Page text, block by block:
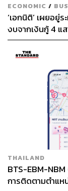
ECONOMIC /
‘เอกนิติ’ เผยอยู่
งบจากเงินกู้ 4 แ
เฟส 2 มีเพียงพอ
THAILAND
BTS-EBM-
การติดตามตำแห